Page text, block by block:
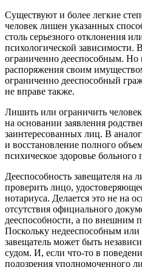
Существуют и более легкие
человек лишен указанных
столь серьезного отклонения
психологической зависимости.
ограниченно дееспособным. Но
распоряжения своим
ограниченно дееспособный
не вправе также.
Лишить или ограничить
на основании заявления
заинтересованных лиц. В
и восстановление полного
психическое здоровье
Дееспособность завещателя на
проверить лицо,
нотариуса. Делается это не на
отсутствия официального
дееспособности, а по внешним
Поскольку недееспособным
завещатель может быть
судом. И, если что-то в
подозрения уполномоченного